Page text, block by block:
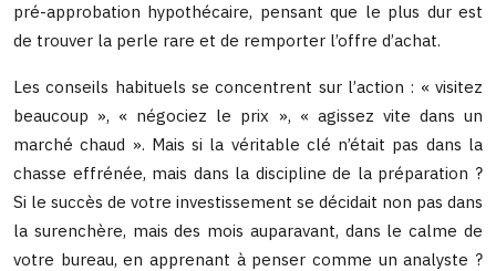
pré-approbation hypothécaire, pensant que le plus dur est
de trouver la perle rare et de remporter l’offre d’achat.
Les conseils habituels se concentrent sur l’action : « visitez
beaucoup », « négociez le prix », « agissez vite dans un
marché chaud ». Mais si la véritable clé n’était pas dans la
chasse effrénée, mais dans la discipline de la préparation ?
Si le succès de votre investissement se décidait non pas dans
la surenchère, mais des mois auparavant, dans le calme de
votre bureau, en apprenant à penser comme un analyste ?